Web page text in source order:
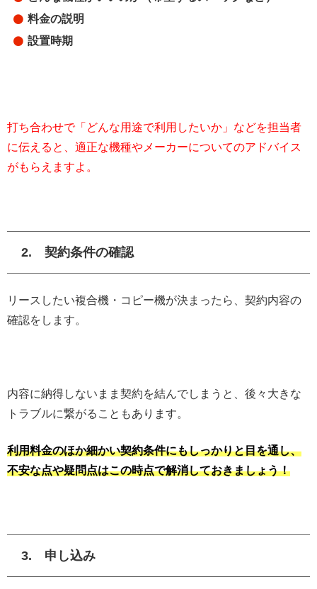
料金の説明
設置時期
打ち合わせで「どんな用途で利用したいか」などを担当者
に伝えると、適正な機種やメーカーについてのアドバイス
がもらえますよ。
2. 契約条件の確認
リースしたい複合機・コピー機が決まったら、契約内容の
確認をします。
内容に納得しないまま契約を結んでしまうと、後々大きな
トラブルに繋がることもあります。
利用料金のほか細かい契約条件にもしっかりと目を通し、
不安な点や疑問点はこの時点で解消しておきましょう！
3. 申し込み